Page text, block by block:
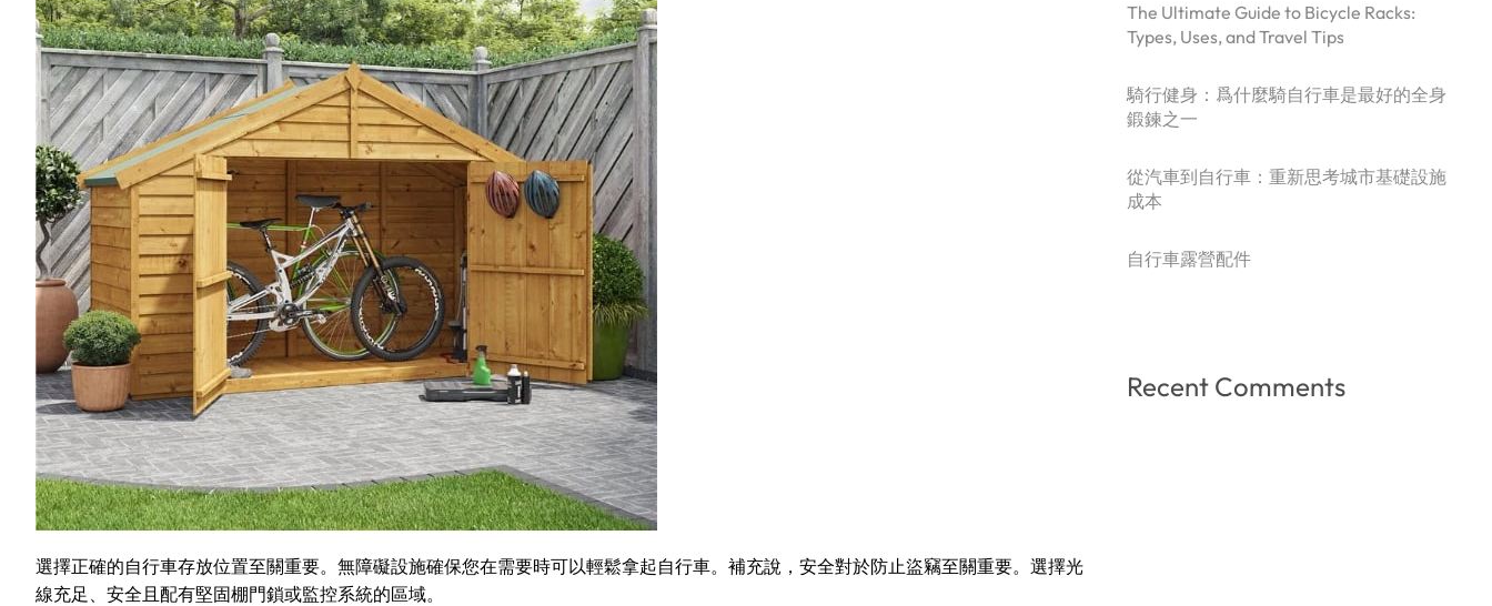
選擇正確的自行車存放位置至關重要。無障礙設施確保您在需要時可以輕鬆拿起自行車。補充說，安全對於防止盜竊至關重要。選擇光
線充足、安全且配有堅固棚門鎖或監控系統的區域。
The Ultimate Guide to Bicycle Racks:
Types, Uses, and Travel Tips
騎行健身：爲什麼騎自行車是最好的全身
鍛鍊之一
從汽車到自行車：重新思考城市基礎設施
成本
自行車露營配件
Recent Comments